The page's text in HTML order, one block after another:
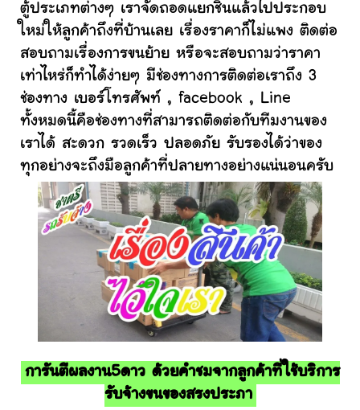
ตู้ประเภทต่างๆ เราจัดถอดแยกชิ้นแล้วไปประกอบ
ใหม่ให้ลูกค้าถึงที่บ้านเลย เรื่องราคาก็ไม่แพง ติดต่อ
สอบถามเรื่องการขนย้าย หรือจะสอบถามว่าราคา
เท่าไหร่ก็ทำได้ง่ายๆ มีช่องทางการติดต่อเราถึง 3
ช่องทาง เบอร์โทรศัพท์ , facebook , Line
ทั้งหมดนี้คือช่องทางที่สามารถติดต่อกับทีมงานของ
เราได้ สะดวก รวดเร็ว ปลอดภัย รับรองได้ว่าของ
ทุกอย่างจะถึงมือลูกค้าที่ปลายทางอย่างแน่นอนครับ
การันตีผลงาน5ดาว ด้วยคำชมจากลูกค้าที่ใช้บริการ
รับจ้างขนของสรงประภา